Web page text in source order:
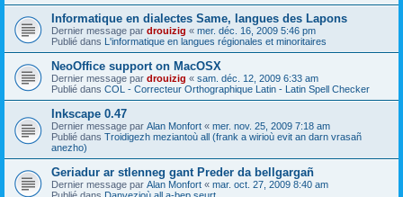
Informatique en dialectes Same, langues des Lapons
Dernier message par drouizig « mer. déc. 16, 2009 5:46 pm
Publié dans L'informatique en langues régionales et minoritaires
NeoOffice support on MacOSX
Dernier message par drouizig « sam. déc. 12, 2009 6:33 am
Publié dans COL - Correcteur Orthographique Latin - Latin Spell Checker
Inkscape 0.47
Dernier message par Alan Monfort « mer. nov. 25, 2009 7:18 am
Publié dans Troidigezh meziantoù all (frank a wirioù evit an darn vrasañ
anezho)
Geriadur ar stlenneg gant Preder da bellgargañ
Dernier message par Alan Monfort « mar. oct. 27, 2009 8:40 am
Publié dans Danvezioù all a-bep seurt